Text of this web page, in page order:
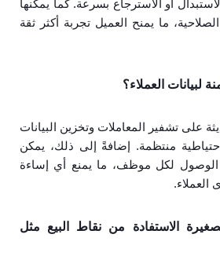
أو الاسترجاع بسرعة. كما يمكنها
ما يمنح العميل تجربة أكثر ثقة
لبيانات العملاء؟
على تشفير المعاملات وتخزين البيانات
منتظمة. إضافةً إلى ذلك، يمكن
الوصول لكل موظف، ما يمنع أي إساءة
العملاء.
الاستفادة من نقاط البيع مثل